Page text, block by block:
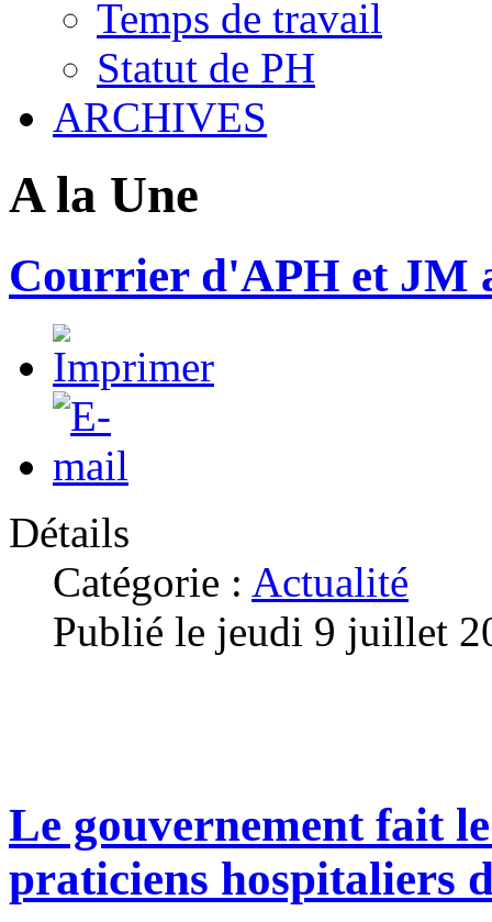
Temps de travail
Statut de PH
ARCHIVES
A la Une
Courrier d'APH et JM
Détails
Catégorie : Actualité
Publié le jeudi 9 juillet
Le gouvernement fait
praticiens hospitaliers